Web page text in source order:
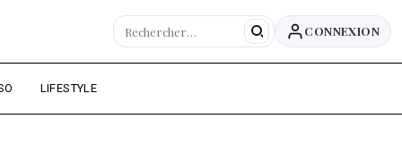
CONNEXION
LIFESTYLE